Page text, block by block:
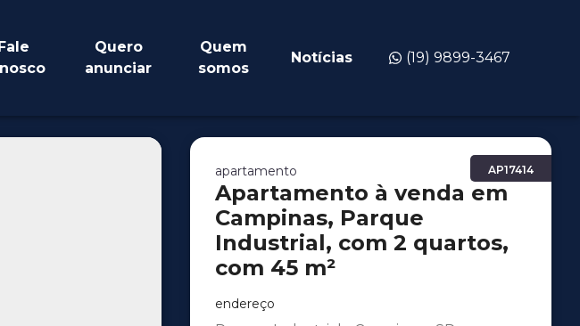
Quero
anunciar
Quem
somos
Notícias (19) 9899-3467
AP17414
apartamento
Apartamento à venda em
Campinas, Parque
Industrial, com 2 quartos,
com 45 m²
endereço